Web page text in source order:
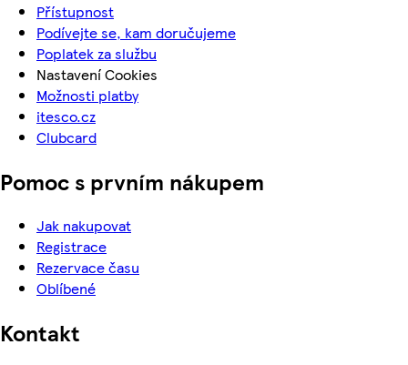
Přístupnost
Podívejte se, kam doručujeme
Poplatek za službu
Nastavení Cookies
Možnosti platby
itesco.cz
Clubcard
Pomoc s prvním nákupem
Jak nakupovat
Registrace
Rezervace času
Oblíbené
Kontakt